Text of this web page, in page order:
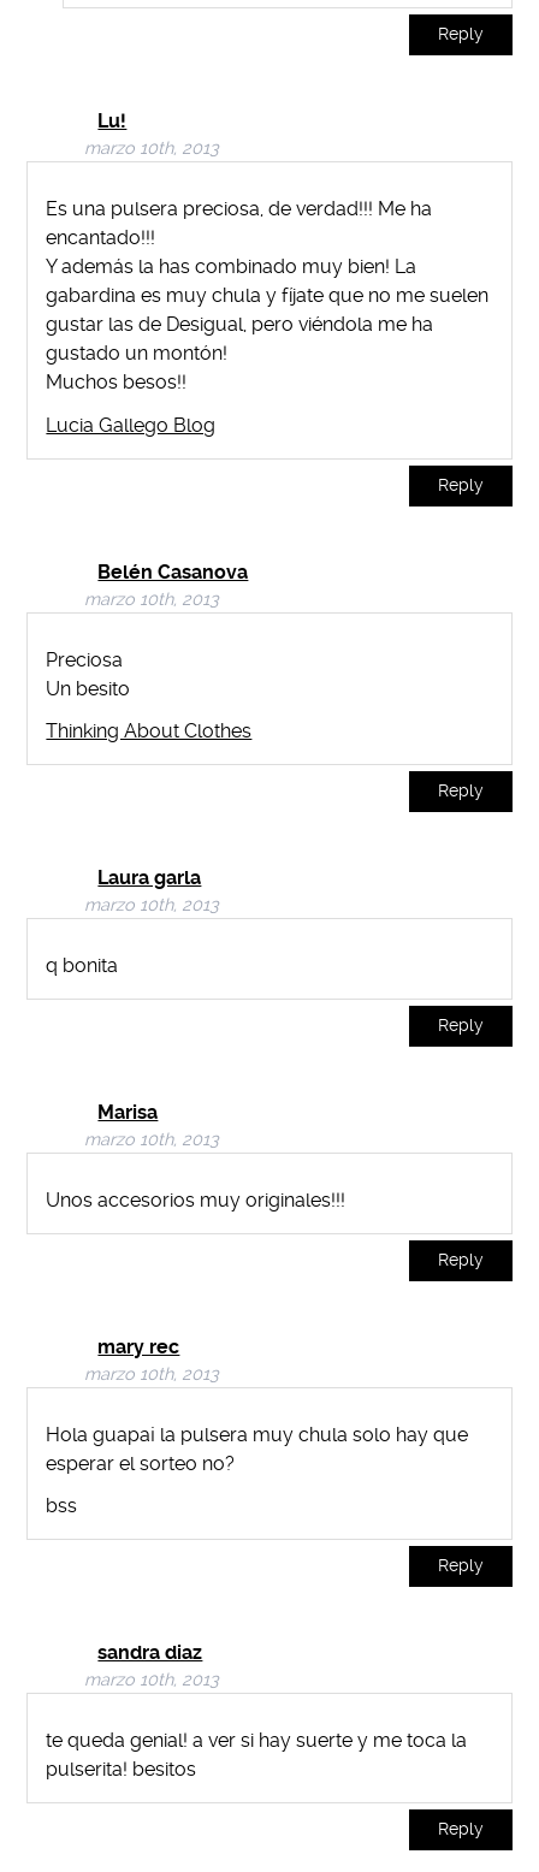
Reply
Lu!
marzo 10th, 2013
Es una pulsera preciosa, de verdad!!! Me ha
encantado!!!
Y además la has combinado muy bien! La
gabardina es muy chula y fíjate que no me suelen
gustar las de Desigual, pero viéndola me ha
gustado un montón!
Muchos besos!!
Lucia Gallego Blog
Reply
Belén Casanova
marzo 10th, 2013
Preciosa
Un besito
Thinking About Clothes
Reply
Laura garla
marzo 10th, 2013
q bonita
Reply
Marisa
marzo 10th, 2013
Unos accesorios muy originales!!!
Reply
mary rec
marzo 10th, 2013
Hola guapa¡ la pulsera muy chula solo hay que
esperar el sorteo no?
bss
Reply
sandra diaz
marzo 10th, 2013
te queda genial! a ver si hay suerte y me toca la
pulserita! besitos
Reply